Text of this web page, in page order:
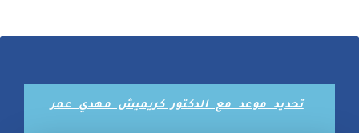
تحديد موعد مع الدكتور كريميش مهدي عمر